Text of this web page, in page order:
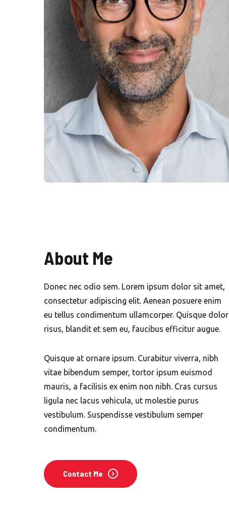
About Me
Donec nec odio sem. Lorem ipsum dolor sit amet,
consectetur adipiscing elit. Aenean posuere enim
eu tellus condimentum ullamcorper. Quisque dolor
risus, blandit et sem eu, faucibus efficitur augue.
Quisque at ornare ipsum. Curabitur viverra, nibh
vitae bibendum semper, tortor ipsum euismod
mauris, a facilisis ex enim non nibh. Cras cursus
ligula nec lacus vehicula, ut molestie purus
vestibulum. Suspendisse vestibulum semper
condimentum.
Contact Me